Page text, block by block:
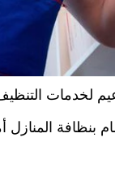
لخدمات
بنظافة